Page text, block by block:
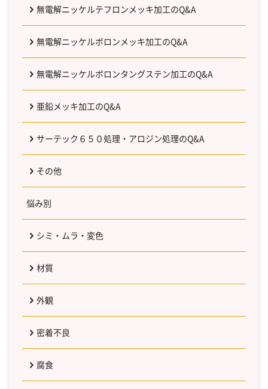
無電解ニッケルテフロンメッキ加工のQ&A
無電解ニッケルボロンメッキ加工のQ&A
無電解ニッケルボロンタングステン加工のQ&A
亜鉛メッキ加工のQ&A
サーテック６５０処理・アロジン処理のQ&A
その他
悩み別
シミ・ムラ・変色
材質
外観
密着不良
腐食